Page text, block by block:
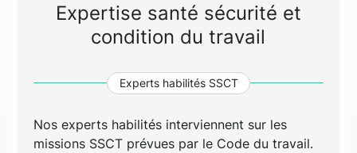
Expertise santé sécurité et
condition du travail
Experts habilités SSCT
Nos experts habilités interviennent sur les
missions SSCT prévues par le Code du travail.